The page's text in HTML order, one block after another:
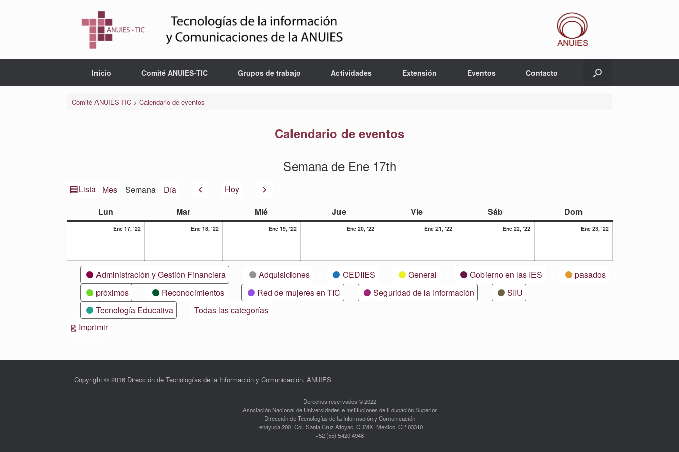
Inicio Comité ANUIES-TIC Grupos de trabajo Actividades Extensión Eventos Contacto
Comité ANUIES-TIC> Calendario de eventos
Calendario de eventos
Semana de Ene 17th
Ver
Lista Mes Semana Día AnteriorHoy Siguiente
Lun Marmartes Miémiércoles Juejueves Vieviernes Sábsábado Domdomingo
Ene 17, '2217
Ene 18, '2218
Ene 19, '2219
Ene 20, '2220
Ene 21, '2221
Ene 22, '2222
Ene 23, '2223
CategoríasAdministración y Gestión Financiera Adquisiciones CEDIIES General Gobierno en las IES
pasados
próximos
Reconocimientos Red de mujeres en TIC Seguridad de la información
SIIU
Tecnología Educativa
Todas las categorías
ImprimirVistas
Copyright © 2016 Dirección de Tecnologías de la Información y Comunicación. ANUIES
Derechos reservados © 2022
Asociación Nacional de Universidades e Instituciones de Educación Superior
Dirección de Tecnologías de la Información y Comunicación
Tenayuca 200, Col. Santa Cruz Atoyac, CDMX, México, CP 03310
+52 (55) 5420 4948